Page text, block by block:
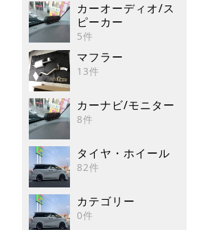
カーオーディオ/ス
ピーカー
5件
マフラー
13件
カーナビ/モニター
8件
タイヤ・ホイール
82件
カテゴリー
0件